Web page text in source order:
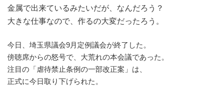
金属で出来ているみたいだが、なんだろう？
大きな仕事なので、作るの大変だったろう。
今日、埼玉県議会9月定例議会が終了した。
傍聴席からの怒号で、大荒れの本会議であった。
注目の「虐待禁止条例の一部改正案」は、
正式に今日取り下げられた。